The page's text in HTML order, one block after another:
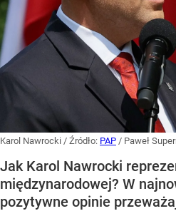
Karol Nawrocki / Źródło: PAP / Paweł
Jak Karol Nawrocki
międzynarodowej? W
pozytywne opinie